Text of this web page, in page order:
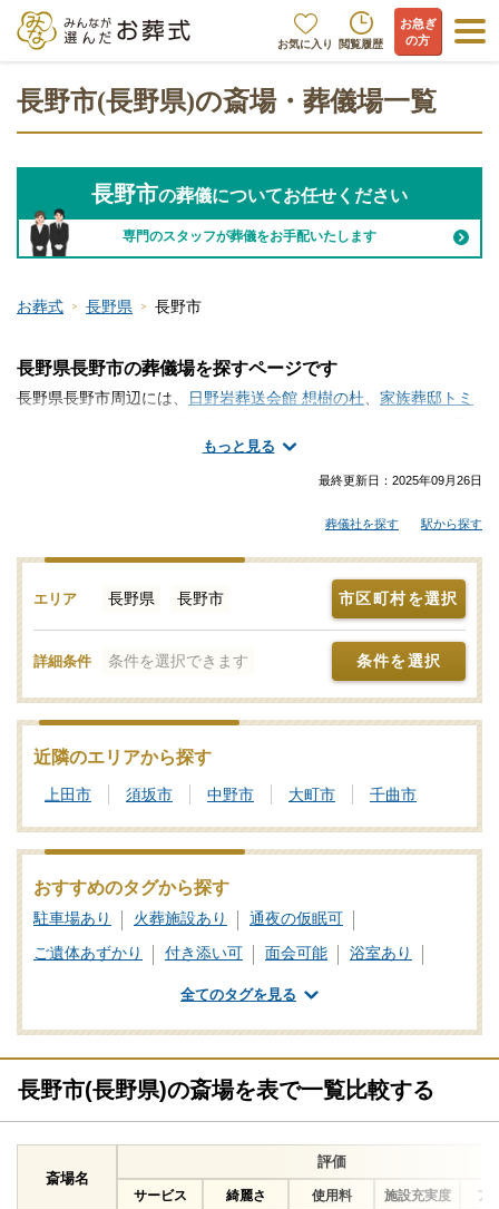
お気に入り 閲覧履歴
お急ぎ
の方
長野市(長野県)の斎場・葬儀場一覧
長野市の葬儀についてお任せください
専門のスタッフが葬儀をお手配いたします
お葬式 長野県 長野市
もっと見る
長野県長野市の葬儀場を探すページです
長野県長野市周辺には、 日野岩葬送会館 想樹の杜、 家族葬邸トミ
場・葬儀場が存在します。長野市で斎場・葬儀場の情報をお探し
ですか？家族葬や一日葬・火葬式などの葬儀を行う場所は、ご自
となります。「みんなが選んだお葬式」では、斎場やセレモニー
ホールを調査。それぞれの機能や評価などをご覧いただき、申込
みの流れなど、ご不明点があれば、些細と思われることでも遠慮
なくお電話でご相談ください。家族葬や一日葬、火葬式をどこで
行うのがよいか？その選び方や段取りの仕方をはじめ、式場・火
葬場の手配までを含めてサポートいたします。長野市で利用者が
ルを検索！施設予約や空き日程の確認・利用状況などのお問合せ
も承りますので、まずはご相談ください。写真を見ながら場所の
雰囲気や価格相場を近隣の斎場・葬儀場とで比較したり、新設セ
レモニーホールなどの最新情報をチェックしたりなどの情報収集
を行って長野市の最適な斎場・葬儀場をご確認ください。
も解説
家族葬の基礎知識｜費用や流れ、メリットと注意点について
最終更新日： 2025年09月26日
葬儀社を探す 駅から探す
エリア 長野県 長野市 市区町村を選択
詳細条件 条件を選択できます 条件を選択
近隣のエリアから探す
上田市 須坂市 中野市 大町市 千曲市
おすすめのタグから探す
駐車場あり 火葬施設あり
通夜の仮眠可
ご遺体あずかり
付き添い可 面会可能
浴室あり
式場あり 公営斎場・葬儀場
全てのタグを見る
長野市(長野県)の斎場を表で一覧比較する
斎場名
評価
サービス 綺麗さ 使用料 施設充実度 ア